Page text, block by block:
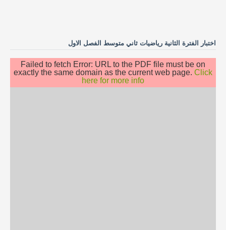
اختبار الفترة الثانية رياضيات ثاني متوسط الفصل الاول
Failed to fetch Error: URL to the PDF file must be on
exactly the same domain as the current web page. Click
here for more info